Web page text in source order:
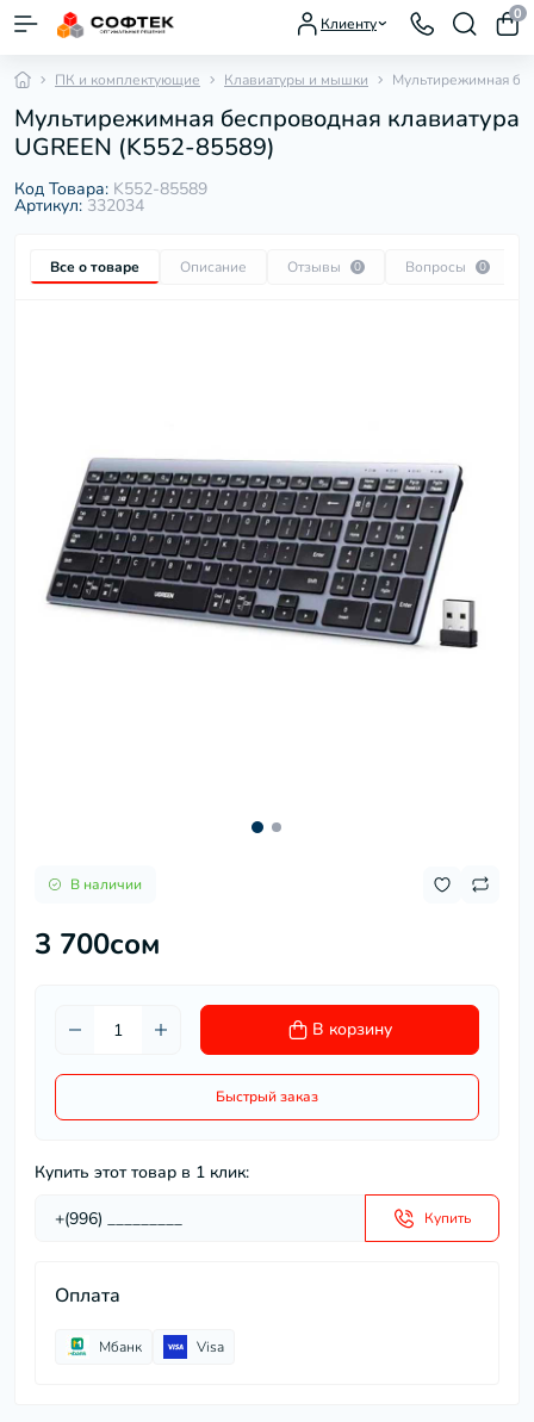
Клиенту
0
ПК и комплектующие Клавиатуры и мышки Мультирежимная
Мультирежимная беспроводная клавиатура
UGREEN (K552-85589)
Код Товара: K552-85589
Артикул: 332034
Все о товаре Описание Отзывы 0 Вопросы 0
В наличии
3 700сом
В корзину
Быстрый заказ
Купить этот товар в 1 клик:
Купить
Оплата
Мбанк Visa